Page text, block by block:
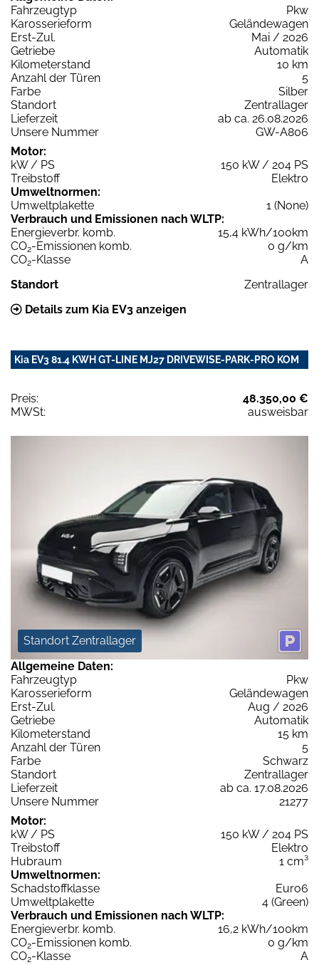
Fahrzeugtyp
Pkw
Karosserieform
Geländewagen
Erst-Zul.
Mai / 2026
Getriebe
Automatik
Kilometerstand
10 km
Anzahl der Türen
5
Farbe
Silber
Standort
Zentrallager
Lieferzeit
ab ca. 26.08.2026
Unsere Nummer
GW-A806
Motor:
kW / PS
150 kW / 204 PS
Treibstoff
Elektro
Umweltnormen:
Umweltplakette
1 (None)
Verbrauch und Emissionen nach WLTP:
Energieverbr. komb.
15,4 kWh/100km
CO2-Emissionen komb.
0 g/km
CO2-Klasse
A
Standort
Zentrallager
Details zum Kia EV3 anzeigen
Kia EV3 81.4 KWH GT-LINE MJ27 DRIVEWISE-PARK-PRO KOM
Preis:
48.350,00 €
MWSt:
ausweisbar
Standort Zentrallager
Allgemeine Daten:
Fahrzeugtyp
Pkw
Karosserieform
Geländewagen
Erst-Zul.
Aug / 2026
Getriebe
Automatik
Kilometerstand
15 km
Anzahl der Türen
5
Farbe
Schwarz
Standort
Zentrallager
Lieferzeit
ab ca. 17.08.2026
Unsere Nummer
21277
Motor:
kW / PS
150 kW / 204 PS
Treibstoff
Elektro
Hubraum
1 cm³
Umweltnormen:
Schadstoffklasse
Euro6
Umweltplakette
4 (Green)
Verbrauch und Emissionen nach WLTP:
Energieverbr. komb.
16,2 kWh/100km
CO2-Emissionen komb.
0 g/km
CO2-Klasse
A